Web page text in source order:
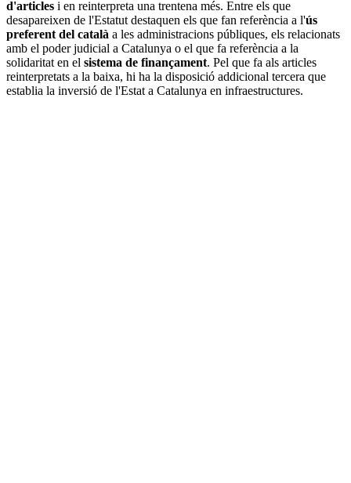
d'articles i en reinterpreta una trentena més. Entre els que
desapareixen de l'Estatut destaquen els que fan referència a l'ús
preferent del català a les administracions públiques, els relacionats
amb el poder judicial a Catalunya o el que fa referència a la
solidaritat en el sistema de finançament. Pel que fa als articles
reinterpretats a la baixa, hi ha la disposició addicional tercera que
establia la inversió de l'Estat a Catalunya en infraestructures.